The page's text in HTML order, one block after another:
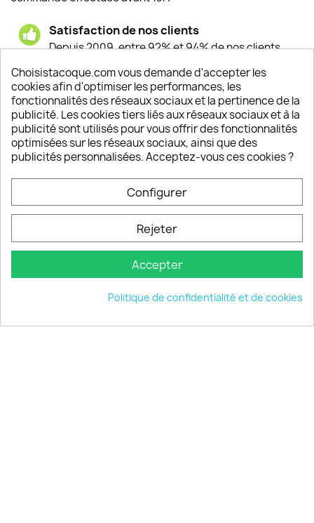
Satisfaction de nos clients
Depuis 2009, entre 92% et 94% de nos clients
Un SAV à votre écoute
Notre SAV est disponible 6/7J de 10h à 18H
INFORMATIONS 
VOTRE COMPTE 
INFORMATIONS keyboard_arrow_down
© 2026 - choisistacoque.com
Choisistacoque.com vous demande d'accepter les
cookies afin d'optimiser les performances, les
fonctionnalités des réseaux sociaux et la pertinence de la
publicité. Les cookies tiers liés aux réseaux sociaux et à la
publicité sont utilisés pour vous offrir des fonctionnalités
optimisées sur les réseaux sociaux, ainsi que des
publicités personnalisées. Acceptez-vous ces cookies ?
Configurer
Rejeter
Accepter
Politique de confidentialité et de cookies